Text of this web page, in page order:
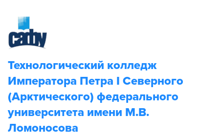
Технологический колледж
Императора Петра I Северного
(Арктического) федерального
университета имени М.В.
Ломоносова